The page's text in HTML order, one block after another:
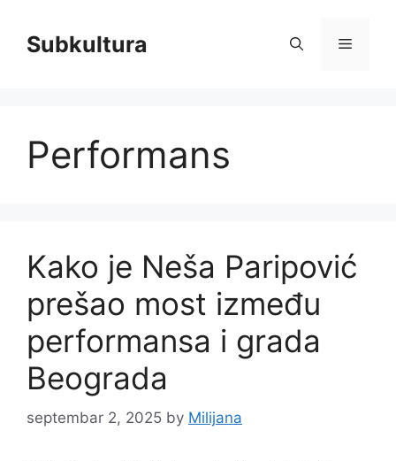
contentSubkultura Menu
Performans
Kako je Neša Paripović
prešao most između
performansa i grada
Beograda
septembar 2, 2025 by Milijana